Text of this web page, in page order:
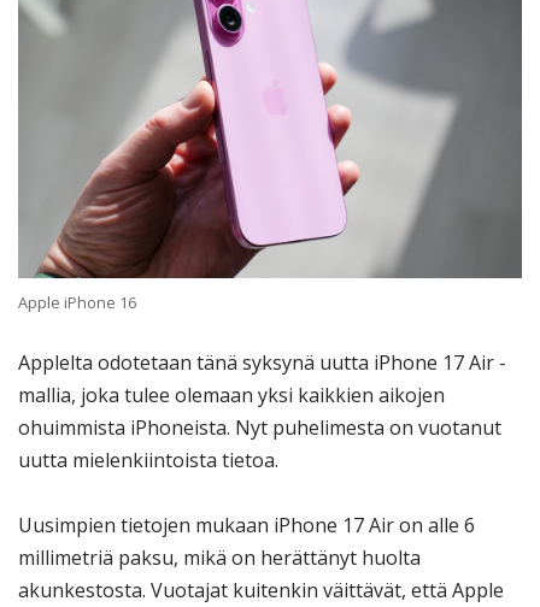
Apple iPhone 16
Applelta odotetaan tänä syksynä uutta iPhone 17 Air -
mallia, joka tulee olemaan yksi kaikkien aikojen
ohuimmista iPhoneista. Nyt puhelimesta on vuotanut
uutta mielenkiintoista tietoa.
Uusimpien tietojen mukaan iPhone 17 Air on alle 6
millimetriä paksu, mikä on herättänyt huolta
akunkestosta. Vuotajat kuitenkin väittävät, että Apple